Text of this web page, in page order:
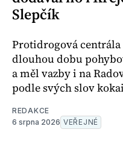
Slepčík
Protidrogová centrála
dlouhou dobu
a měl vazby i na
podle svých slov
REDAKCE
6 srpna 2026 VEŘEJNÉ